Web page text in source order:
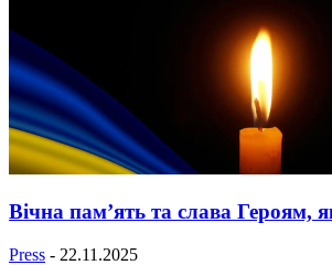
Вічна пам’ять та слава Героям,
Press - 22.11.2025